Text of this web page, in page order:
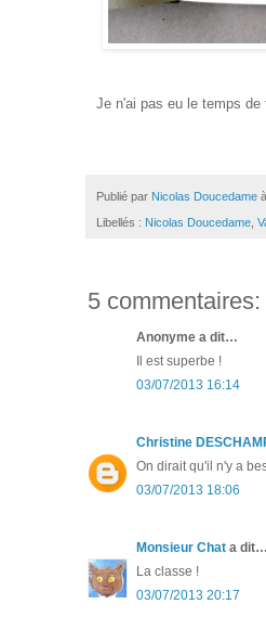
Je n'ai pas eu le temps
Publié par Nicolas Doucedame à
Libellés : Nicolas Doucedame
5 commentaires:
Anonyme a dit…
Il est superbe !
03/07/2013 16:14
Christine
On dirait qu'il n'y a
03/07/2013 18:06
Monsieur Chat a dit…
La classe !
03/07/2013 20:17